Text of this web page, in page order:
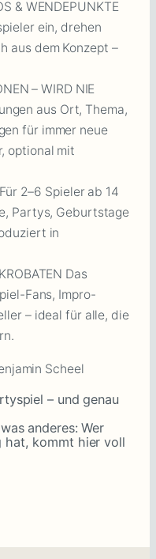
& WENDEPUNKTE
ein, drehen
aus dem Konzept –
– WIRD NIE
aus Ort, Thema,
für immer neue
optional mit
2–6 Spieler ab 14
Partys, Geburtstage
in
Das
Fans, Impro-
– ideal für alle, die
Scheel
– und genau
anderes: Wer
hat, kommt hier voll